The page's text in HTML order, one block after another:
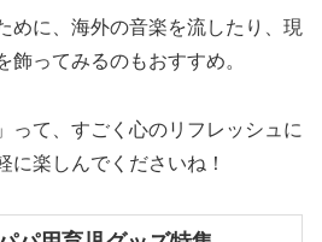
めに、海外の音楽を流したり、現
飾ってみるのもおすすめ。
って、すごく心のリフレッシュに
に楽しんでくださいね！